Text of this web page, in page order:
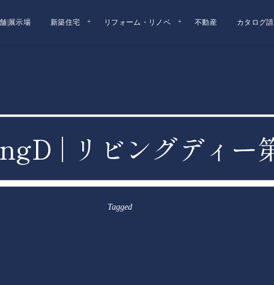
|展示場 新築住宅 リフォーム・リノベ 不動産 カタログ
| リビングディー
Tagged